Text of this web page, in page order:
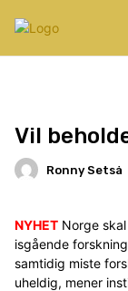
Vil
Ronny Setså
NYHET Norge
isgående
samtidig miste
uheldig, mener